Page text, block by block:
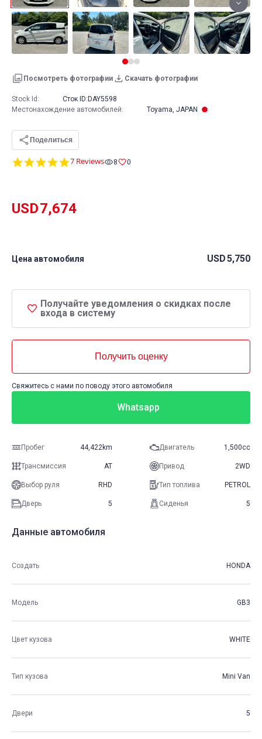
Посмотреть фотографии Скачать фотографии
5.0
7 Reviews 8 0
USD7,674
Цена автомобиля USD5,750
Получайте уведомления о скидках после
входа в систему
Получить оценку
Свяжитесь с нами по поводу этого автомобиля
Whatsapp
Пробег 44,422km Двигатель 1,500cc
Трансмиссия AT Привод 2WD
Выбор руля RHD Тип топлива PETROL
Дверь 5 Сиденья 5
Stock Id: Сток ID: DAY5598
Местонахождение автомобилей: Toyama, JAPAN
Поделиться
Данные автомобиля
Создать HONDA
Модель GB3
Цвет кузова WHITE
Тип кузова Mini Van
Двери 5